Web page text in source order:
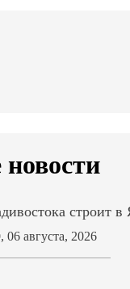
строит
06 августа, 2026